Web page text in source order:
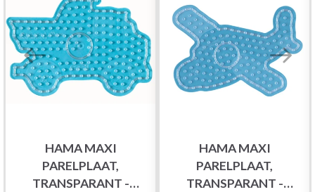
HAMA MAXI
PARELPLAAT,
TRANSPARANT -
HAMA MAXI
PARELPLAAT,
TRANSPARANT -